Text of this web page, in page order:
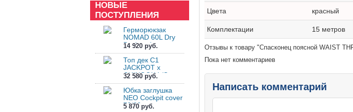
НОВЫЕ
ПОСТУПЛЕНИЯ
Герморюкзак
NOMAD 60L Dry
Backpack
14 920 руб.
Топ дек C1
JACKPOT x
CHINOOK L/S
Tpdck
32 580 руб.
Юбка заглушка
NEO Cockpit cover
72/80
5 870 руб.
Цвета красный
Комплектации 15 метров
Отзывы к товару "Спасконец поясной WAIST
Пока нет комментариев
Написать комментарий